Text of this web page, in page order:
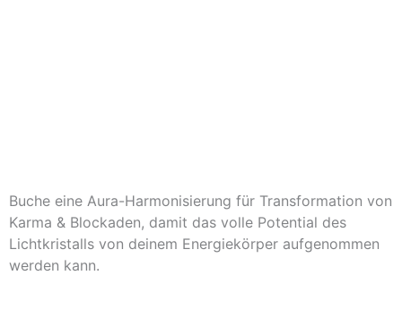
Buche eine Aura-Harmonisierung für Transformation von
Karma & Blockaden, damit das volle Potential des
Lichtkristalls von deinem Energiekörper aufgenommen
werden kann.